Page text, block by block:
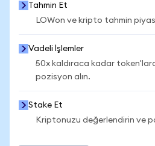
Tahmin Et
LOWon ve kripto tahmin
Vadeli İşlemler
50x kaldıraca kadar
pozisyon alın.
Stake Et
Kriptonuzu değerlendirin ve